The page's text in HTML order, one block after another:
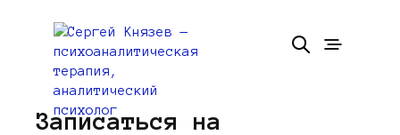
Записаться на